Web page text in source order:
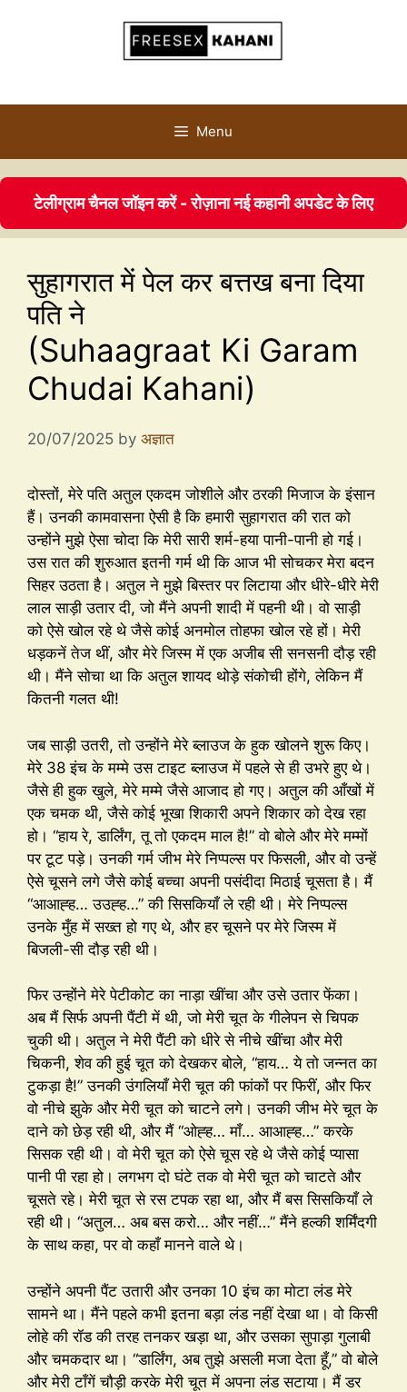
Menu
टेलीग्राम चैनल जॉइन करें - रोज़ाना नई कहानी अपडेट के लिए
सुहागरात में पेल कर बत्तख बना दिया
पति ने
(Suhaagraat Ki Garam
Chudai Kahani)
20/07/2025 by अज्ञात
दोस्तों, मेरे पति अतुल एकदम जोशीले और ठरकी मिजाज के इंसान
हैं। उनकी कामवासना ऐसी है कि हमारी सुहागरात की रात को
उन्होंने मुझे ऐसा चोदा कि मेरी सारी शर्म-हया पानी-पानी हो गई।
उस रात की शुरुआत इतनी गर्म थी कि आज भी सोचकर मेरा बदन
सिहर उठता है। अतुल ने मुझे बिस्तर पर लिटाया और धीरे-धीरे मेरी
लाल साड़ी उतार दी, जो मैंने अपनी शादी में पहनी थी। वो साड़ी
को ऐसे खोल रहे थे जैसे कोई अनमोल तोहफा खोल रहे हों। मेरी
धड़कनें तेज थीं, और मेरे जिस्म में एक अजीब सी सनसनी दौड़ रही
थी। मैंने सोचा था कि अतुल शायद थोड़े संकोची होंगे, लेकिन मैं
कितनी गलत थी!
जब साड़ी उतरी, तो उन्होंने मेरे ब्लाउज के हुक खोलने शुरू किए।
मेरे 38 इंच के मम्मे उस टाइट ब्लाउज में पहले से ही उभरे हुए थे।
जैसे ही हुक खुले, मेरे मम्मे जैसे आजाद हो गए। अतुल की आँखों में
एक चमक थी, जैसे कोई भूखा शिकारी अपने शिकार को देख रहा
हो। “हाय रे, डार्लिंग, तू तो एकदम माल है!” वो बोले और मेरे मम्मों
पर टूट पड़े। उनकी गर्म जीभ मेरे निप्पल्स पर फिसली, और वो उन्हें
ऐसे चूसने लगे जैसे कोई बच्चा अपनी पसंदीदा मिठाई चूसता है। मैं
“आआह्ह… उउह्ह…” की सिसकियाँ ले रही थी। मेरे निप्पल्स
उनके मुँह में सख्त हो गए थे, और हर चूसने पर मेरे जिस्म में
बिजली-सी दौड़ रही थी।
फिर उन्होंने मेरे पेटीकोट का नाड़ा खींचा और उसे उतार फेंका।
अब मैं सिर्फ अपनी पैंटी में थी, जो मेरी चूत के गीलेपन से चिपक
चुकी थी। अतुल ने मेरी पैंटी को धीरे से नीचे खींचा और मेरी
चिकनी, शेव की हुई चूत को देखकर बोले, “हाय… ये तो जन्नत का
टुकड़ा है!” उनकी उंगलियाँ मेरी चूत की फांकों पर फिरीं, और फिर
वो नीचे झुके और मेरी चूत को चाटने लगे। उनकी जीभ मेरे चूत के
दाने को छेड़ रही थी, और मैं “ओह्ह… माँ… आआह्ह…” करके
सिसक रही थी। वो मेरी चूत को ऐसे चूस रहे थे जैसे कोई प्यासा
पानी पी रहा हो। लगभग दो घंटे तक वो मेरी चूत को चाटते और
चूसते रहे। मेरी चूत से रस टपक रहा था, और मैं बस सिसकियाँ ले
रही थी। “अतुल… अब बस करो… और नहीं…” मैंने हल्की शर्मिंदगी
के साथ कहा, पर वो कहाँ मानने वाले थे।
उन्होंने अपनी पैंट उतारी और उनका 10 इंच का मोटा लंड मेरे
सामने था। मैंने पहले कभी इतना बड़ा लंड नहीं देखा था। वो किसी
लोहे की रॉड की तरह तनकर खड़ा था, और उसका सुपाड़ा गुलाबी
और चमकदार था। “डार्लिंग, अब तुझे असली मजा देता हूँ,” वो बोले
और मेरी टाँगें चौड़ी करके मेरी चूत में अपना लंड सटाया। मैं डर